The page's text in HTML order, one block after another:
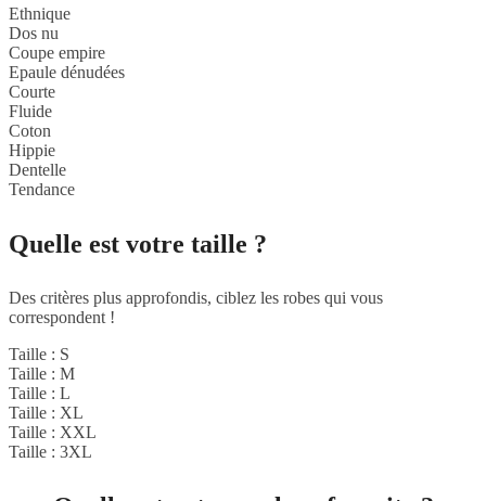
Ethnique
Dos nu
Coupe empire
Epaule dénudées
Courte
Fluide
Coton
Hippie
Dentelle
Tendance
Quelle est votre taille ?
Des critères plus approfondis, ciblez les robes qui vous
correspondent !
Taille : S
Taille : M
Taille : L
Taille : XL
Taille : XXL
Taille : 3XL